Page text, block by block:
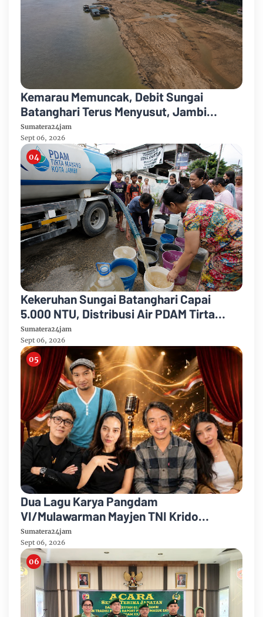
Kemarau Memuncak, Debit Sungai
Batanghari Terus Menyusut, Jambi
Hadapi Ancaman Krisis Air Bersih dan
Karhutla
Sumatera24jam
Sept 06, 2026
Kekeruhan Sungai Batanghari Capai
5.000 NTU, Distribusi Air PDAM Tirta
Mayang di Sejumlah Wilayah Terganggu
Sumatera24jam
Sept 06, 2026
Dua Lagu Karya Pangdam
VI/Mulawarman Mayjen TNI Krido
Pramono Jadi Ikon Singing Competition
HUT Ke-81 RI
Sumatera24jam
Sept 06, 2026